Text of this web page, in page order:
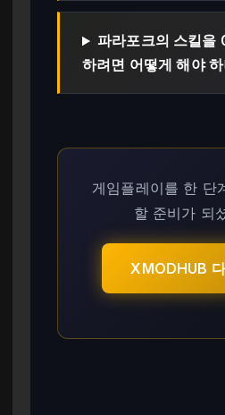
파라포크의 스킬을
하려면 어떻게 해야
게임플레이를 한 단
할 준비가 되
XMODHUB